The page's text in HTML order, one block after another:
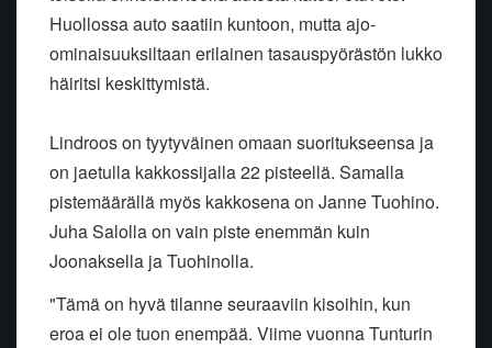
Huollossa auto saatiin kuntoon, mutta ajo-
ominaisuuksiltaan erilainen tasauspyörästön lukko
häiritsi keskittymistä.
Lindroos on tyytyväinen omaan suoritukseensa ja
on jaetulla kakkossijalla 22 pisteellä. Samalla
pistemäärällä myös kakkosena on Janne Tuohino.
Juha Salolla on vain piste enemmän kuin
Joonaksella ja Tuohinolla.
"Tämä on hyvä tilanne seuraaviin kisoihin, kun
eroa ei ole tuon enempää. Viime vuonna Tunturin